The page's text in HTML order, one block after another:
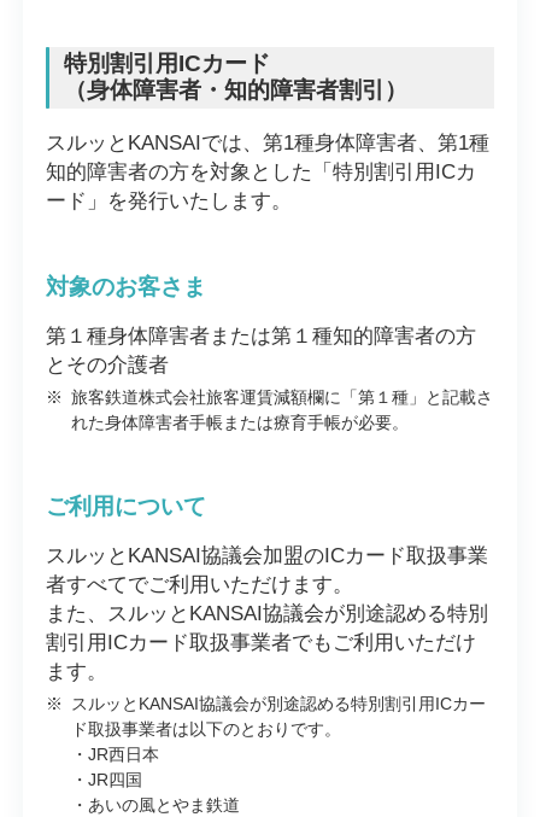
特別割引用ICカード
（身体障害者・知的障害者割引）
スルッとKANSAIでは、第1種身体障害者、第1種
知的障害者の方を対象とした「特別割引用ICカ
ード」を発行いたします。
対象のお客さま
第１種身体障害者または第１種知的障害者の方
とその介護者
※ 旅客鉄道株式会社旅客運賃減額欄に「第１種」と記載さ
れた身体障害者手帳または療育手帳が必要。
ご利用について
スルッとKANSAI協議会加盟のICカード取扱事業
者すべてでご利用いただけます。
また、スルッとKANSAI協議会が別途認める特別
割引用ICカード取扱事業者でもご利用いただけ
ます。
※
スルッとKANSAI協議会が別途認める特別割引用ICカー
ド取扱事業者は以下のとおりです。
・JR西日本
・JR四国
・あいの風とやま鉄道